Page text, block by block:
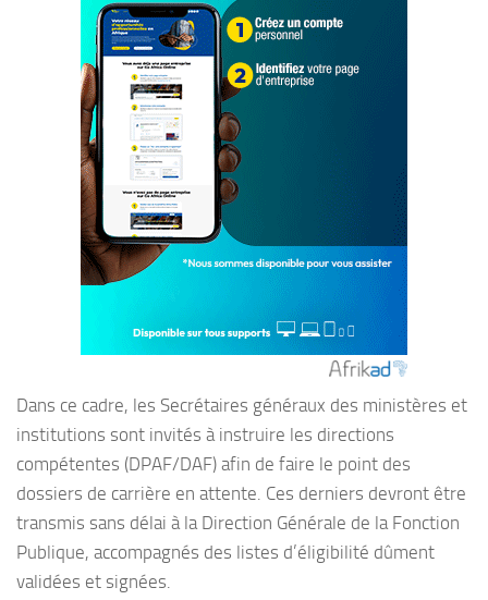
Dans ce cadre, les Secrétaires généraux des ministères et
institutions sont invités à instruire les directions
compétentes (DPAF/DAF) afin de faire le point des
dossiers de carrière en attente. Ces derniers devront être
transmis sans délai à la Direction Générale de la Fonction
Publique, accompagnés des listes d’éligibilité dûment
validées et signées.